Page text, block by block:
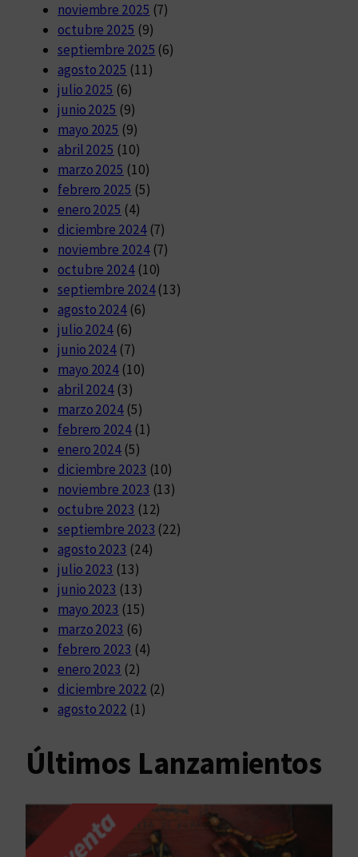
noviembre 2025 (7)
octubre 2025 (9)
septiembre 2025 (6)
agosto 2025 (11)
julio 2025 (6)
junio 2025 (9)
mayo 2025 (9)
abril 2025 (10)
marzo 2025 (10)
febrero 2025 (5)
enero 2025 (4)
diciembre 2024(7)
noviembre 2024(7)
octubre 2024(10)
septiembre 2024(13)
agosto 2024(6)
julio 2024 (6)
junio 2024 (7)
mayo 2024 (10)
abril 2024 (3)
marzo 2024 (5)
febrero 2024(1)
enero 2024 (5)
diciembre 2023 (10)
noviembre 2023 (13)
octubre 2023 (12)
septiembre 2023 (22)
agosto 2023 (24)
julio 2023 (13)
junio 2023 (13)
mayo 2023 (15)
marzo 2023 (6)
febrero 2023 (4)
enero 2023 (2)
diciembre 2022 (2)
agosto 2022 (1)
Últimos Lanzamientos